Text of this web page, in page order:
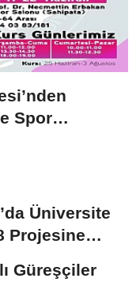
Spor
Üniversite
Projesine
Güreşçiler